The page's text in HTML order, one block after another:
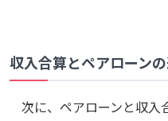
収入合算とペアローン
次に、ペアローンと収入